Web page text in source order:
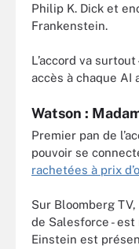
Philip K. Dick et
Frankenstein.
L’accord va
accès à chaque AI
Watson :
Premier pan de
pouvoir se
rachetées à prix
Sur Bloomberg
de Salesforce -
Einstein est